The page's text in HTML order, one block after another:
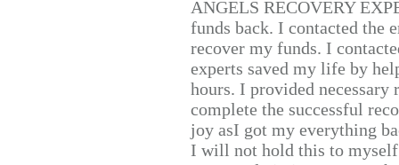
ANGELS RECOVERY
funds back. I contacted the
recover my funds. I
experts saved my life by
hours. I provided
complete the successful
joy asI got my everything
I will not hold this to